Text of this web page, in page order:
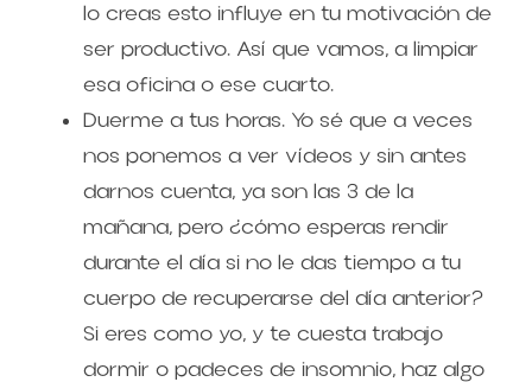
lo creas esto influye en tu motivación de
ser productivo. Así que vamos, a limpiar
esa oficina o ese cuarto.
Duerme a tus horas. Yo sé que a veces
nos ponemos a ver vídeos y sin antes
darnos cuenta, ya son las 3 de la
mañana, pero ¿cómo esperas rendir
durante el día si no le das tiempo a tu
cuerpo de recuperarse del día anterior?
Si eres como yo, y te cuesta trabajo
dormir o padeces de insomnio, haz algo